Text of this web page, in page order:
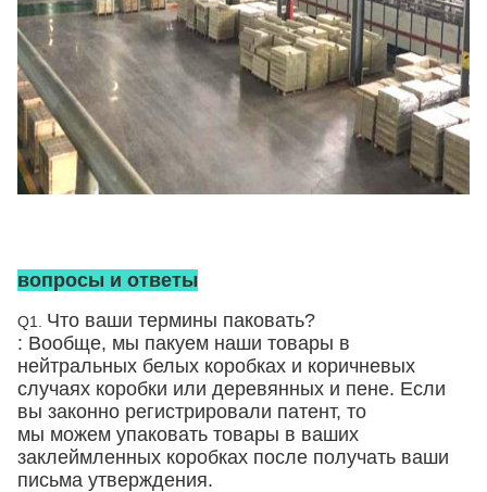
вопросы и ответы
Q1. Что ваши термины паковать?
: Вообще, мы пакуем наши товары в
нейтральных белых коробках и коричневых
случаях коробки или деревянных и пене. Если
вы законно регистрировали патент, то
мы можем упаковать товары в ваших
заклеймленных коробках после получать ваши
письма утверждения.